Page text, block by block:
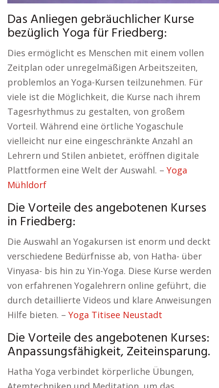
Das Anliegen gebräuchlicher Kurse
bezüglich Yoga für Friedberg:
Dies ermöglicht es Menschen mit einem vollen
Zeitplan oder unregelmäßigen Arbeitszeiten,
problemlos an Yoga-Kursen teilzunehmen. Für
viele ist die Möglichkeit, die Kurse nach ihrem
Tagesrhythmus zu gestalten, von großem
Vorteil. Während eine örtliche Yogaschule
vielleicht nur eine eingeschränkte Anzahl an
Lehrern und Stilen anbietet, eröffnen digitale
Plattformen eine Welt der Auswahl. – Yoga
Mühldorf
Die Vorteile des angebotenen Kurses
in Friedberg:
Die Auswahl an Yogakursen ist enorm und deckt
verschiedene Bedürfnisse ab, von Hatha- über
Vinyasa- bis hin zu Yin-Yoga. Diese Kurse werden
von erfahrenen Yogalehrern online geführt, die
durch detaillierte Videos und klare Anweisungen
Hilfe bieten. – Yoga Titisee Neustadt
Die Vorteile des angebotenen Kurses:
Anpassungsfähigkeit, Zeiteinsparung.
Hatha Yoga verbindet körperliche Übungen,